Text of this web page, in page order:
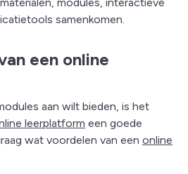
samenkomen.
een online
aan wilt bieden, is het
leerplatform een goede
wat voordelen van een online